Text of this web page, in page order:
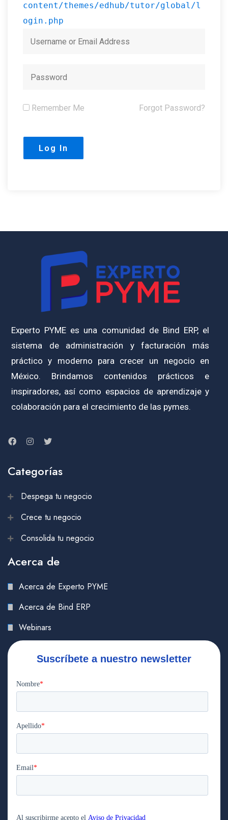
content/themes/edhub/tutor/global/l
ogin.php
Remember Me Forgot Password?
Experto PYME es una comunidad de Bind ERP, el
sistema de administración y facturación más
práctico y moderno para crecer un negocio en
México. Brindamos contenidos prácticos e
inspiradores, así como espacios de aprendizaje y
colaboración para el crecimiento de las pymes.
Categorías
Despega tu negocio
Crece tu negocio
Consolida tu negocio
Acerca de
Acerca de Experto PYME
Acerca de Bind ERP
Webinars
Suscríbete a nuestro newsletter